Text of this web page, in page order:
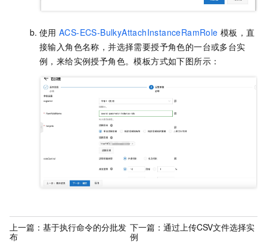
使用 ACS-ECS-BulkyAttachInstanceRamRole 模板，直
接输入角色名称，并选择需要授予角色的一台或多台实
例，来给实例授予角色。模板方式如下图所示：
上一篇： 基于执行命令的分批发
布
下一篇： 通过上传CSV文件选择实
例